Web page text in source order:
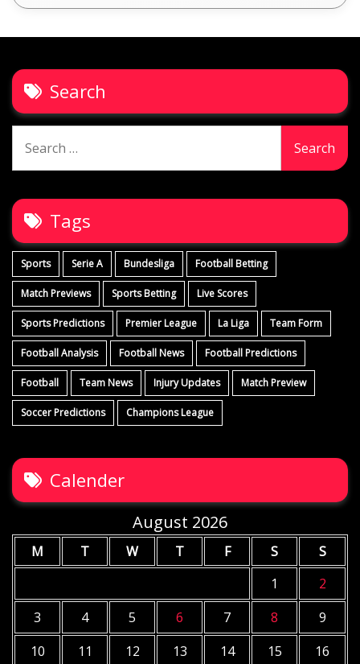
Search
for:
Tags
Sports Serie A Bundesliga Football Betting
Match Previews Sports Betting Live Scores
Sports Predictions Premier League La Liga Team Form
Football Analysis Football News Football Predictions
Football Team News Injury Updates Match Preview
Soccer Predictions Champions League
Calender
August 2026
M T W T F S
S
1
2
3
4 5 6 7 8
9
10
11 12 13 14 15 16